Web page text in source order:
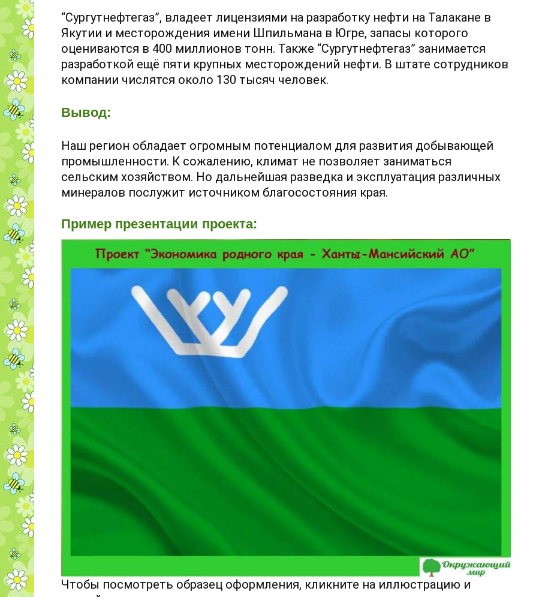
“Сургутнефтегаз”, владеет лицензиями на разработку нефти на Талакане в
Якутии и месторождения имени Шпильмана в Югре, запасы которого
оцениваются в 400 миллионов тонн. Также “Сургутнефтегаз” занимается
разработкой ещё пяти крупных месторождений нефти. В штате сотрудников
компании числятся около 130 тысяч человек.
Вывод:
Наш регион обладает огромным потенциалом для развития добывающей
промышленности. К сожалению, климат не позволяет заниматься
сельским хозяйством. Но дальнейшая разведка и эксплуатация различных
минералов послужит источником благосостояния края.
Пример презентации проекта:
Чтобы посмотреть образец оформления, кликните на иллюстрацию и